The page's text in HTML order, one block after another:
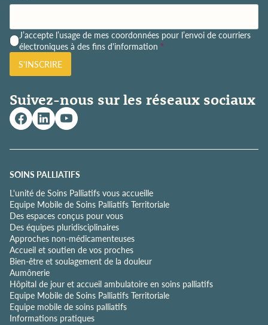
P
o
l
t
q
u
e
e
o
n
f
i
d
e
n
t
i
a
l
i
t
é
J’accepte l’usage de mes coordonnées pour l’envoi de courriers
électroniques à des fins d'information *
S'INSCRIRE
Suivez-nous sur les réseaux sociaux
SOINS PALLIATIFS
L'unité de Soins Palliatifs vous accueille
Equipe Mobile de Soins Palliatifs Territoriale
Des espaces conçus pour vous
Des équipes pluridisciplinaires
Approches non-médicamenteuses
Accueil et soutien de vos proches
Bien-être et soulagement de la douleur
Aumônerie
Hôpital de jour et accueil ambulatoire en soins palliatifs
Equipe Mobile de Soins Palliatifs Territoriale
Equipe mobile de soins palliatifs
Informations pratiques